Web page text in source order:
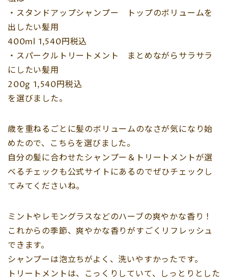
・スタンドアップシャンプー トップのボリュームを
出したい髪用
400ml 1,540円税込
・スパークルトリートメント まとめながらサラサラ
にしたい髪用
200g 1,540円税込
を選びました。
歳を重ねるごとに髪のボリュームのなさが気になり始
めたので、こちらを選びました。
自分の髪に合わせたシャンプー＆トリートメントが選
べるチェックも公式サイトにあるのでぜひチェックし
てみてくださいね。
ミントやレモングラスなどのハーブの爽やかな香り！
これからの季節、爽やかな香りがすごくリフレッシュ
できます。
シャンプーは泡立ちがよく、洗いやすかったです。
トリートメントは、こっくりしていて、しっとりとした